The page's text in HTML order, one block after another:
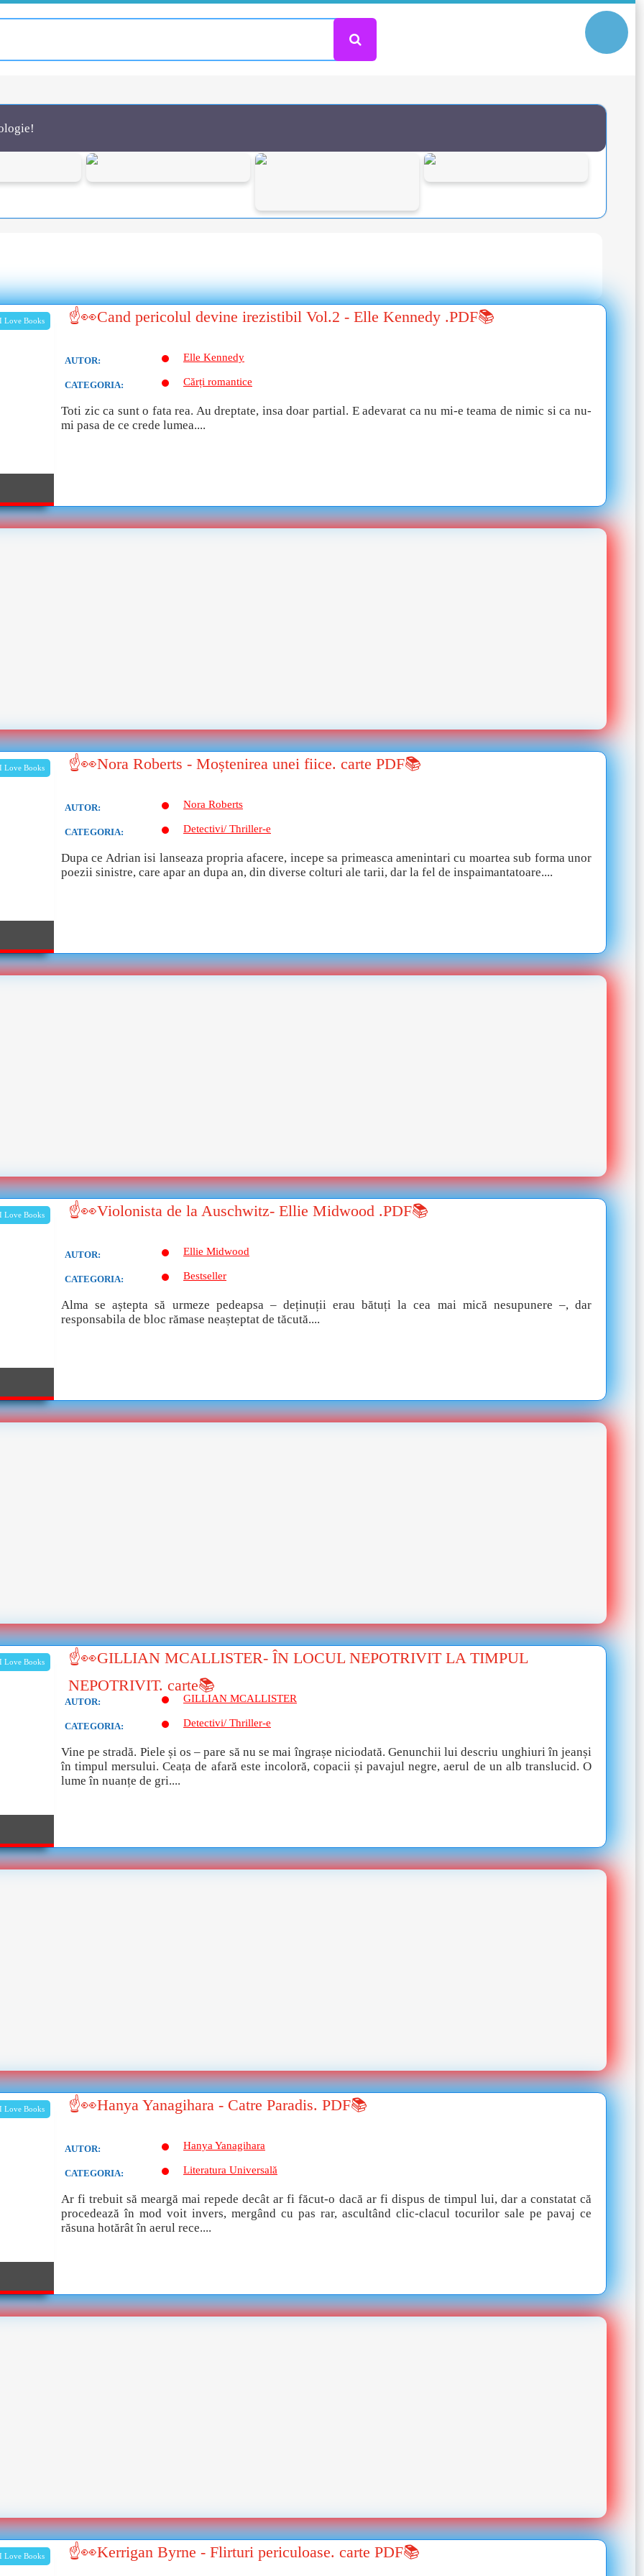
I Love Books ☝👀Cand pericolul devine irezistibil Vol.2 - Elle Kennedy .PDF📚
AUTOR: Elle Kennedy
CATEGORIA: Cărți romantice
Toti zic ca sunt o fata rea. Au dreptate, insa doar partial. E adevarat ca nu mi-e teama de nimic si ca nu-
mi pasa de ce crede lumea....
I Love Books ☝👀Nora Roberts - Moștenirea unei fiice. carte PDF📚
AUTOR: Nora Roberts
CATEGORIA: Detectivi/ Thriller-e
Dupa ce Adrian isi lanseaza propria afacere, incepe sa primeasca amenintari cu moartea sub forma unor
poezii sinistre, care apar an dupa an, din diverse colturi ale tarii, dar la fel de inspaimantatoare....
I Love Books ☝👀Violonista de la Auschwitz- Ellie Midwood .PDF📚
AUTOR: Ellie Midwood
CATEGORIA: Bestseller
Alma se aștepta să urmeze pedeapsa – deținuții erau bătuți la cea mai mică nesupunere –, dar
responsabila de bloc rămase neașteptat de tăcută....
I Love Books
☝👀GILLIAN MCALLISTER- ÎN LOCUL NEPOTRIVIT LA TIMPUL
NEPOTRIVIT. carte📚
AUTOR: GILLIAN MCALLISTER
CATEGORIA: Detectivi/ Thriller-e
Vine pe stradă. Piele și os – pare să nu se mai îngrașe niciodată. Genunchii lui descriu unghiuri în jeanși
în timpul mersului. Ceața de afară este incoloră, copacii și pavajul negre, aerul de un alb translucid. O
lume în nuanțe de gri....
I Love Books ☝👀Hanya Yanagihara - Catre Paradis. PDF📚
AUTOR: Hanya Yanagihara
CATEGORIA: Literatura Universală
Ar fi trebuit să meargă mai repede decât ar fi făcut-o dacă ar fi dispus de timpul lui, dar a constatat că
procedează în mod voit invers, mergând cu pas rar, ascultând clic-clacul tocurilor sale pe pavaj ce
răsuna hotărât în aerul rece....
I Love Books ☝👀Kerrigan Byrne - Flirturi periculoase. carte PDF📚